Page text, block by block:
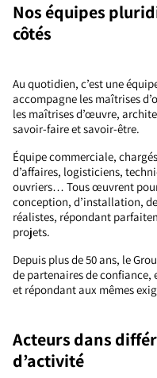
Nos équipes
côtés
Au quotidien, c’est une
accompagne les maîtrises
les maîtrises d’œuvre,
savoir-faire et savoir-être.
Équipe commerciale,
d’affaires, logisticiens,
ouvriers… Tous œuvrent
conception, d’installation,
réalistes, répondant
projets.
Depuis plus de 50 ans, le
de partenaires de confiance,
et répondant aux mêmes
Acteurs dans
d’activité